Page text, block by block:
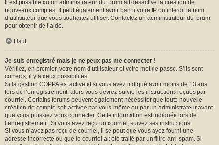
Il est possible qu’un administrateur du forum ait désactivé la création de
nouveaux comptes. Il peut également avoir banni votre IP ou interdit le nom
d’utilisateur que vous souhaitez utiliser. Contactez un administrateur du forum
pour obtenir de l’aide.
Haut
Je suis enregistré mais je ne peux pas me connecter !
Vérifiez, en premier, votre nom d’utilisateur et votre mot de passe. S’ils sont
corrects, il y a deux possibilités :
Si la gestion COPPA est active et si vous avez indiqué avoir moins de 13 ans
lors de l’enregistrement, alors vous devrez suivre les instructions reçues par
courriel. Certains forums peuvent également nécessiter que toute nouvelle
création de compte soit activée par vous-même ou par un administrateur avant
que vous puissiez vous connecter. Cette information est indiquée lors de
l’enregistrement. Si vous avez reçu un courriel, suivez ses instructions.
Si vous n’avez pas reçu de courriel, il se peut que vous ayez fourni une
adresse incorrecte ou que le courriel ait été traité par un filtre anti-spam. Si